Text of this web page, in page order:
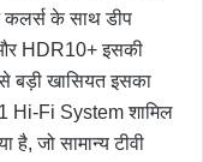
कलर्स के साथ डीप
HDR10+ इसकी
बड़ी खासियत इसका
Hi-Fi System शामिल
जो सामान्य टीवी